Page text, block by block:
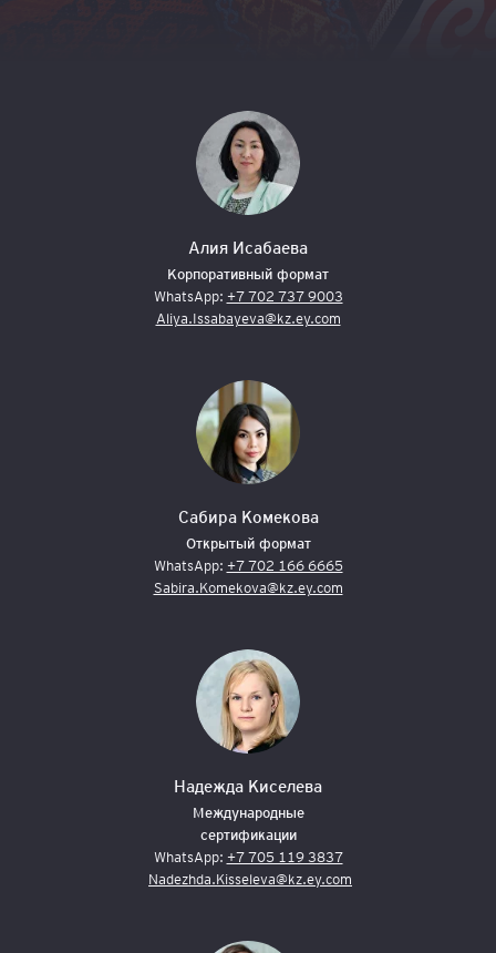
Алия Исабаева
Корпоративный формат
WhatsApp: +7 702 737 9003
Aliya.Issabayeva@kz.ey.com
Сабира Комекова
Открытый формат
WhatsApp: +7 702 166 6665
Sabira.Komekova@kz.ey.com
Надежда Киселева
Международные
сертификации
WhatsApp: +7 705 119 3837
Nadezhda.Kisseleva@kz.ey.com